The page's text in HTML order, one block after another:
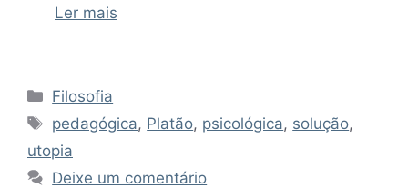
Ler mais
Categorias
Filosofia
Tags
pedagógica, Platão, psicológica, solução,
utopia
Deixe um comentário